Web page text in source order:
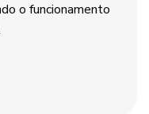
o funcionamento